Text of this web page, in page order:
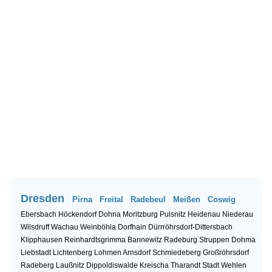
Dresden Pirna Freital Radebeul Meißen Coswig
Ebersbach Höckendorf Dohna Moritzburg Pulsnitz Heidenau Niederau
WilsdruffWachau Weinböhla Dorfhain Dürrröhrsdorf-Dittersbach
Klipphausen Reinhardtsgrimma Bannewitz Radeburg Struppen Dohma
Liebstadt Lichtenberg Lohmen ArnsdorfSchmiedeberg Großröhrsdorf
Radeberg Laußnitz Dippoldiswalde Kreischa TharandtStadt Wehlen